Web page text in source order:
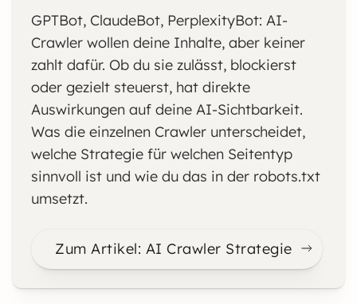
GPTBot, ClaudeBot, PerplexityBot: AI-
Crawler wollen deine Inhalte, aber keiner
zahlt dafür. Ob du sie zulässt, blockierst
oder gezielt steuerst, hat direkte
Auswirkungen auf deine AI-Sichtbarkeit.
Was die einzelnen Crawler unterscheidet,
welche Strategie für welchen Seitentyp
sinnvoll ist und wie du das in der robots.txt
umsetzt.
Zum Artikel: AI Crawler Strategie